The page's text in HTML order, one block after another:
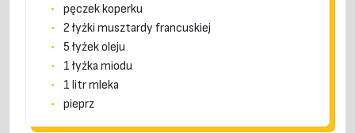
pęczek koperku
2 łyżki musztardy francuskiej
5 łyżek oleju
1 łyżka miodu
1 litr mleka
pieprz